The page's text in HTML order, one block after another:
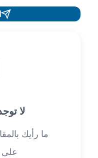
لا
ما رأيك
على